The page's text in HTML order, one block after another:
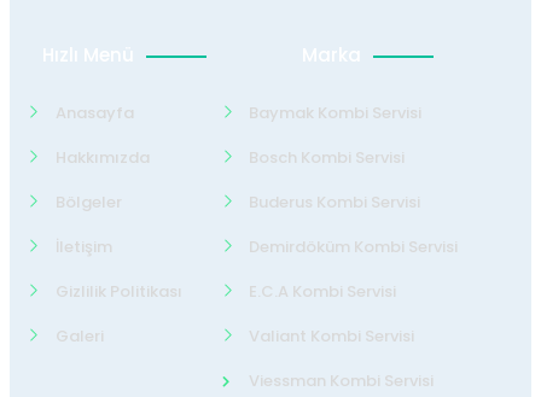
Hızlı Menü
Anasayfa
Hakkımızda
Bölgeler
İletişim
Gizlilik Politikası
Galeri
Marka
Baymak Kombi Servisi
Bosch Kombi Servisi
Buderus Kombi Servisi
Demirdöküm Kombi Servisi
E.C.A Kombi Servisi
Valiant Kombi Servisi
Viessman Kombi Servisi